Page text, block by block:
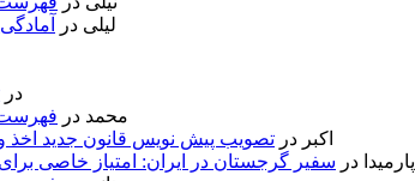
لیلی در
در
محمد در فهرست
اکبر در تصویب پیش نویس قانون جدید اخذ
پارمیدا در سفیر گرجستان در ایران: امتیاز خاصی